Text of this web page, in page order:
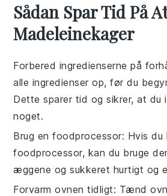
Sådan Spar Tid På
Madeleinekager
Forbered ingredienserne på
alle ingredienser op, før du
Dette sparer tid og sikrer, at du
noget.
Brug en foodprocessor: Hvis du
foodprocessor, kan du bruge
æggene ogsukkeret hurtigt og
Forvarm ovnen tidligt: Tænd